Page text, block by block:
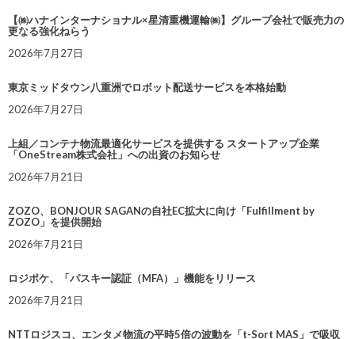
【㈱ハナインターナショナル×星清重機運輸㈱】グループ会社で販売力の
更なる強化ねらう
2026年7月27日
東京ミッドタウン八重洲でロボット配送サービスを本格始動
2026年7月27日
上組／コンテナ物流最適化サービスを提供する スタートアップ企業
「OneStream株式会社」への出資のお知らせ
2026年7月21日
ZOZO、BONJOUR SAGANの自社EC拡大に向け「Fulfillment by
ZOZO」を提供開始
2026年7月21日
ロジポケ、「パスキー認証（MFA）」機能をリリース
2026年7月21日
NTTロジスコ、エンタメ物流の平時5倍の波動を「t-Sort MAS」で吸収